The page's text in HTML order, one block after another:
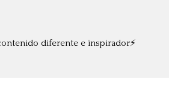
diferente e inspirador⚡️